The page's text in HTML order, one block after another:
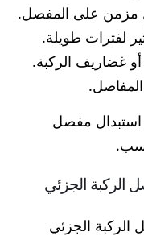
مزمن على المفصل.
لفترات طويلة.
غضاريف الركبة.
المفاصل.
استبدال مفصل
الركبة الجزئي
الركبة الجزئي